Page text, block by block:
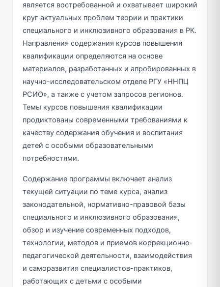
является востребованной и охватывает широкий
круг актуальных проблем теории и практики
специального и инклюзивного образования в РК.
Направления содержания курсов повышения
квалификации определяются на основе
материалов, разработанных и апробированных в
научно-исследовательском отделе РГУ «ННПЦ
РСИО», а также с учетом запросов регионов.
Темы курсов повышения квалификации
продиктованы современными требованиями к
качеству содержания обучения и воспитания
детей с особыми образовательными
потребностями.
Содержание программы включает анализ
текущей ситуации по теме курса, анализ
законодательной, нормативно-правовой базы
специального и инклюзивного образования,
обзор и изучение современных подходов,
технологии, методов и приемов коррекционно-
педагогической деятельности, взаимодействия
и саморазвития специалистов-практиков,
работающих с детьми с особыми